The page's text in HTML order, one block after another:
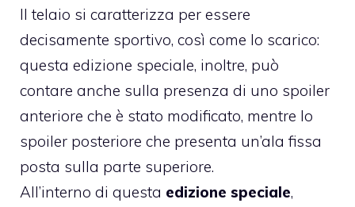
Il telaio si caratterizza per essere
decisamente sportivo, così come lo scarico:
questa edizione speciale, inoltre, può
contare anche sulla presenza di uno spoiler
anteriore che è stato modificato, mentre lo
spoiler posteriore che presenta un’ala fissa
posta sulla parte superiore.
All’interno di questa edizione speciale,